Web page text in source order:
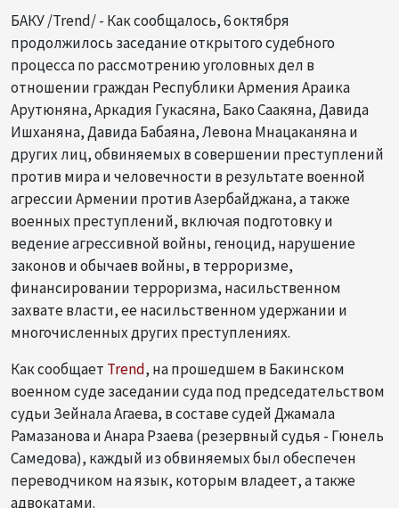
БАКУ /Trend/ - Как сообщалось, 6 октября
продолжилось заседание открытого судебного
процесса по рассмотрению уголовных дел в
отношении граждан Республики Армения Араика
Арутюняна, Аркадия Гукасяна, Бако Саакяна, Давида
Ишханяна, Давида Бабаяна, Левона Мнацаканяна и
других лиц, обвиняемых в совершении преступлений
против мира и человечности в результате военной
агрессии Армении против Азербайджана, а также
военных преступлений, включая подготовку и
ведение агрессивной войны, геноцид, нарушение
законов и обычаев войны, в терроризме,
финансировании терроризма, насильственном
захвате власти, ее насильственном удержании и
многочисленных других преступлениях.
Как сообщает Trend, на прошедшем в Бакинском
военном суде заседании суда под председательством
судьи Зейнала Агаева, в составе судей Джамала
Рамазанова и Анара Рзаева (резервный судья - Гюнель
Самедова), каждый из обвиняемых был обеспечен
переводчиком на язык, которым владеет, а также
адвокатами.